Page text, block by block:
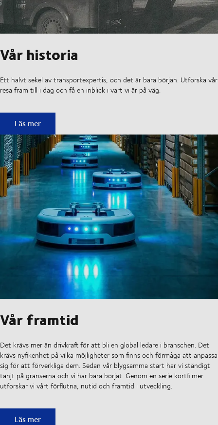
Vår historia
Ett halvt sekel av transportexpertis, och det är bara början. Utforska vår
resa fram till i dag och få en inblick i vart vi är på väg.
Vår historia
Läs mer
Vår framtid
Det krävs mer än drivkraft för att bli en global ledare i branschen. Det
krävs nyfikenhet på vilka möjligheter som finns och förmåga att anpassa
sig för att förverkliga dem. Sedan vår blygsamma start har vi ständigt
tänjt på gränserna och vi har bara börjat. Genom en serie kortfilmer
utforskar vi vårt förflutna, nutid och framtid i utveckling.
Vår framtid
Läs mer